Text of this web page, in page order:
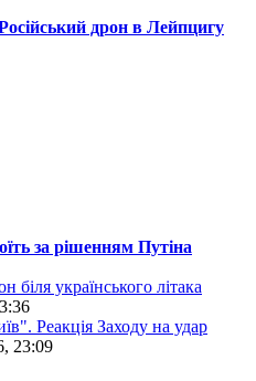
дрон в Лейпцигу
за рішенням Путіна
біля українського літака
Реакція Заходу на удар
23:09